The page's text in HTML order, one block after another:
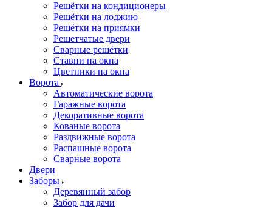
Решётки на кондиционеры
Решётки на лоджию
Решётки на приямки
Решетчатые двери
Сварные решётки
Ставни на окна
Цветники на окна
Ворота
Автоматические ворота
Гаражные ворота
Декоративные ворота
Кованые ворота
Раздвижные ворота
Распашные ворота
Сварные ворота
Двери
Заборы
Деревянный забор
Забор для дачи